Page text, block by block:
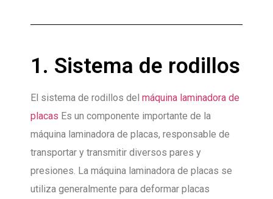
1. Sistema de rodillos
El sistema de rodillos del máquina laminadora de
placas Es un componente importante de la
máquina laminadora de placas, responsable de
transportar y transmitir diversos pares y
presiones. La máquina laminadora de placas se
utiliza generalmente para deformar placas